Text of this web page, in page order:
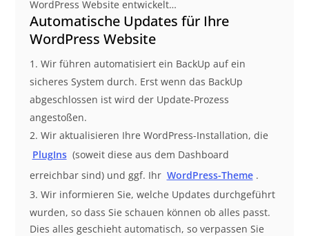
WordPress Website entwickelt…
Automatische Updates für Ihre
WordPress Website
Wir führen automatisiert ein BackUp auf ein
sicheres System durch. Erst wenn das BackUp
abgeschlossen ist wird der Update-Prozess
angestoßen.
Wir aktualisieren Ihre WordPress-Installation, die
PlugIns (soweit diese aus dem Dashboard
erreichbar sind) und ggf. Ihr WordPress-Theme .
Wir informieren Sie, welche Updates durchgeführt
wurden, so dass Sie schauen können ob alles passt.
Dies alles geschieht automatisch, so verpassen Sie